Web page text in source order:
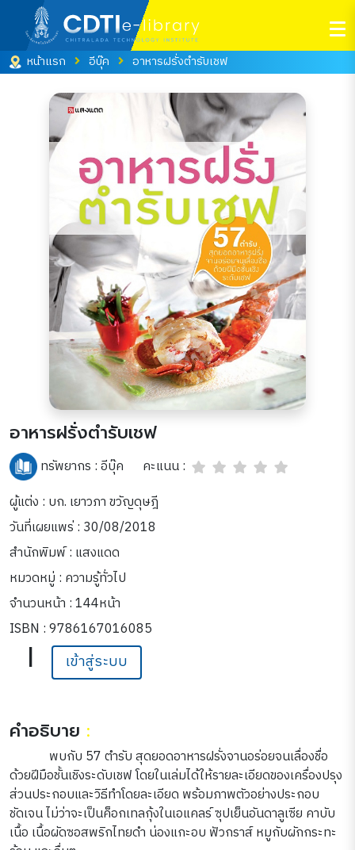
หน้าแรก อีบุ๊ค อาหารฝรั่งตำรับเชฟ
อาหารฝรั่งตำรับเชฟ
ทรัพยากร :อีบุ๊ค
คะแนน :
ผู้แต่ง : บก. เยาวภา ขวัญดุษฎี
วันที่เผยแพร่ : 30/08/2018
สำนักพิมพ์ : แสงแดด
หมวดหมู่ : ความรู้ทั่วไป
จำนวนหน้า : 144หน้า
ISBN : 9786167016085
| เข้าสู่ระบบ
คำอธิบาย :
พบกับ 57 ตำรับ สุดยอดอาหารฝรั่งจานอร่อยจนเลื่องชื่อ
ด้วยฝีมือชั้นเชิงระดับเชฟ โดยในเล่มได้ให้รายละเอียดของเครื่องปรุง
ส่วนประกอบและวิธีทำโดยละเอียด พร้อมภาพตัวอย่างประกอบ
ชัดเจน ไม่ว่าจะเป็นค็อกเทลกุ้งในเอแคลร์ ซุปเย็นอันดาลูเซีย คาบับ
เนื้อ เนื้อผัดซอสพริกไทยดำ น่องแกะอบ ฟัวกราส์ หมูกับผักกระทะ